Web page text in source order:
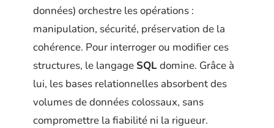
données) orchestre les opérations :
manipulation, sécurité, préservation de la
cohérence. Pour interroger ou modifier ces
structures, le langage SQLdomine. Grâce à
lui, les bases relationnelles absorbent des
volumes de données colossaux, sans
compromettre la fiabilité ni la rigueur.